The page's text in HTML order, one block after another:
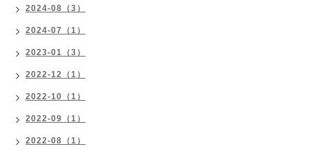
2024-08（3）
2024-07（1）
2023-01（3）
2022-12（1）
2022-10（1）
2022-09（1）
2022-08（1）